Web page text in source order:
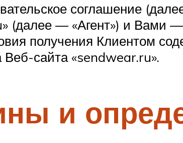
соглашение
(далее — «Агент») и Вами
получения Клиентом
Веб-сайта «sendwear.ru».
и